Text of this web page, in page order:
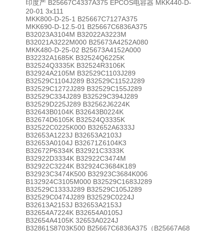
印度产 B25667C4337A375 EPCOS电容器 MKK440-D-
20-01 3x111
MKK800-D-25-1 B25667C7127A375
MKK690-D-12.5-01 B25667C6836A375
B32023A3104M B32022A3223M
B32021A3222M000 B25673A4252A080
MKK480-D-25-02 B25673A4152A000
B32232A1685K B32524Q6225K
B32524Q3335K B32524R3106K
B32924A2105M B32529C1103J289
B32529C1104J289 B32529C1152J289
B32529C1272J289 B32529C155J289
B32529C334J289 B32529C394J289
B32529D225J289 B32562J6224K
B32643B0104K B32643B0224K
B32674D6105K B32524Q3335K
B32522C0225K000 B32652A6333J
B32653A1223J B32653A2103J
B32653A0104J B32671Z6104K3
B32672P6334K B32921C3333K
B32922D3334K B32922C3474M
B32922C3224K B32924C3684K189
B32923C3474K500 B32923C3684K006
B132924C3105M000 B32529C1683J289
B32529C1333J289 B32529C105J289
B32529C0474J289 B32529C0224J
B32613A2153J B32653A2153J
B32654A7224K B32654A0105J
B32654A4105K 32653A0224J
B32861S8703K500 B25667C6836A375（B25667A68